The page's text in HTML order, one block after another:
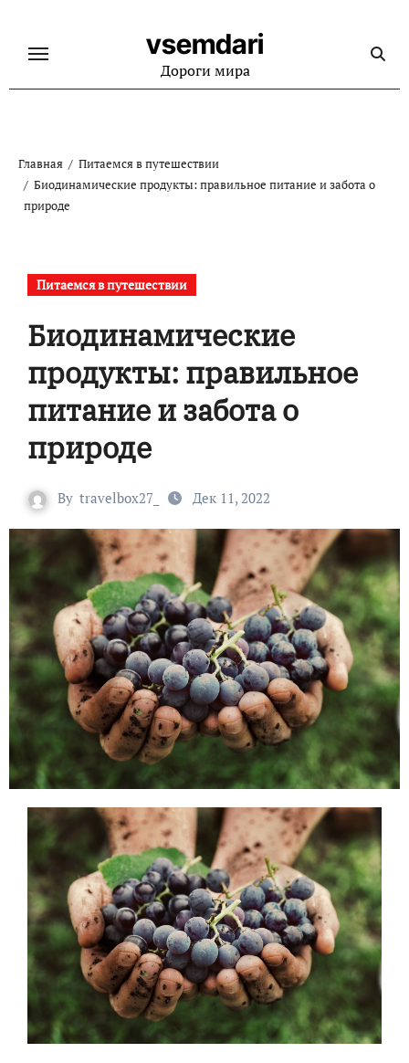
содержанию
vsemdari
Дороги мира
Главная
Питаемся в путешествии
Биодинамические продукты: правильное питание и забота о
природе
Питаемся в путешествии
Биодинамические
продукты: правильное
питание и забота о
природе
By travelbox27_ Дек 11, 2022